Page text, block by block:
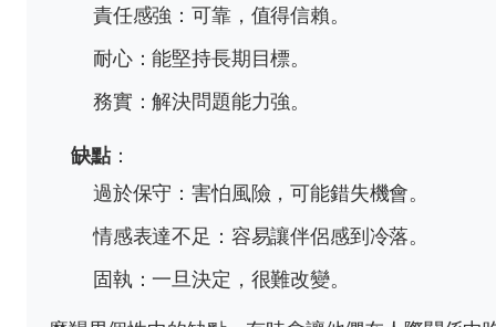
責任感強：可靠，值得信賴。
耐心：能堅持長期目標。
務實：解決問題能力強。
缺點：
過於保守：害怕風險，可能錯失機會。
情感表達不足：容易讓伴侶感到冷落。
固執：一旦決定，很難改變。